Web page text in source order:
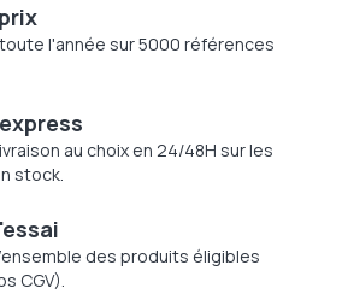
l'année sur 5000 références
au choix en 24/48H sur les
stock.
des produits éligibles
CGV).